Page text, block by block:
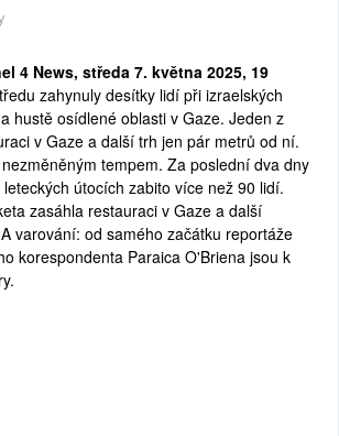
4 News, středa 7. května 2025, 19
zahynuly desítky lidí při izraelských
hustě osídlené oblasti v Gaze. Jeden z
v Gaze a další trh jen pár metrů od ní.
tempem. Za poslední dva dny
útocích zabito více než 90 lidí.
zasáhla restauraci v Gaze a další
varování: od samého začátku reportáže
korespondenta Paraica O'Briena jsou k